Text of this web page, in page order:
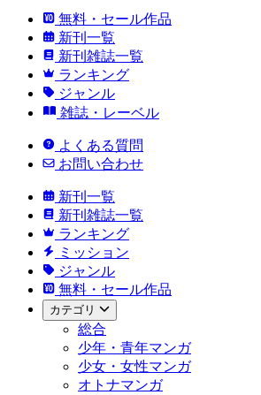
無料・セール作品
新刊一覧
新刊雑誌一覧
ランキング
ジャンル
雑誌・レーベル
よくある質問
お問い合わせ
新刊一覧
新刊雑誌一覧
ランキング
ミッション
ジャンル
無料・セール作品
カテゴリ
総合
少年・青年マンガ
少女・女性マンガ
オトナマンガ